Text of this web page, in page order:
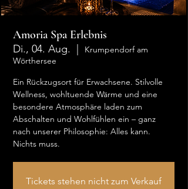
Amoria Spa Erlebnis
Di., 04. Aug.
Krumpendorf am
Wörthersee
Ein Rückzugsort für Erwachsene. Stilvolle
Wellness, wohltuende Wärme und eine
besondere Atmosphäre laden zum
Abschalten und Wohlfühlen ein – ganz
nach unserer Philosophie: Alles kann.
Nichts muss.
Tickets stehen nicht zum Verkauf